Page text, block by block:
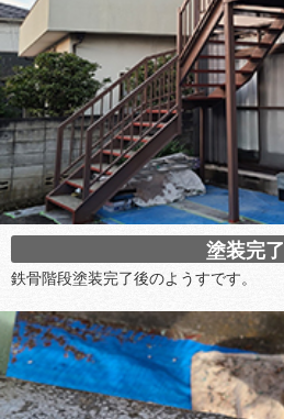
塗装完了
鉄骨階段塗装完了後のようすです。